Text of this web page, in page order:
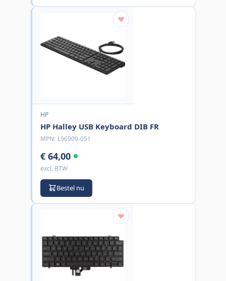
HP
HP Halley USB Keyboard DIB FR
MPN: L96909-051
€ 64,00
excl. BTW
Bestel nu